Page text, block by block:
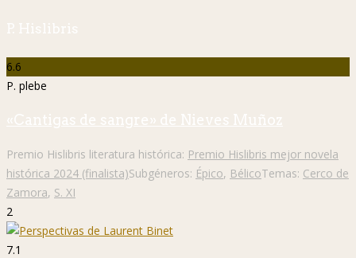
P. Hislibris
6.6
P. plebe
«Cantigas de sangre» de Nieves Muñoz
Premio Hislibris literatura histórica: Premio Hislibris mejor novela
histórica 2024 (finalista)Subgéneros: Épico, BélicoTemas: Cerco de
Zamora, S. XI
2
7.1